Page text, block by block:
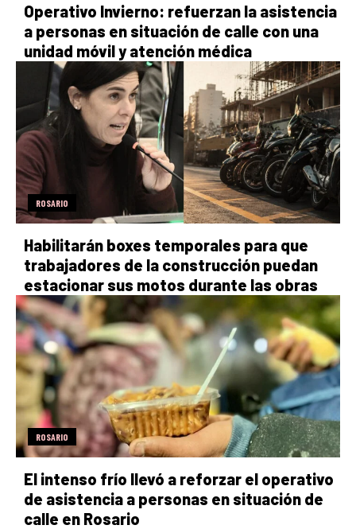
Operativo Invierno: refuerzan la asistencia
a personas en situación de calle con una
unidad móvil y atención médica
ROSARIO
Habilitarán boxes temporales para que
trabajadores de la construcción puedan
estacionar sus motos durante las obras
ROSARIO
El intenso frío llevó a reforzar el operativo
de asistencia a personas en situación de
calle en Rosario